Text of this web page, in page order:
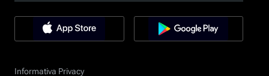
Informativa Privacy